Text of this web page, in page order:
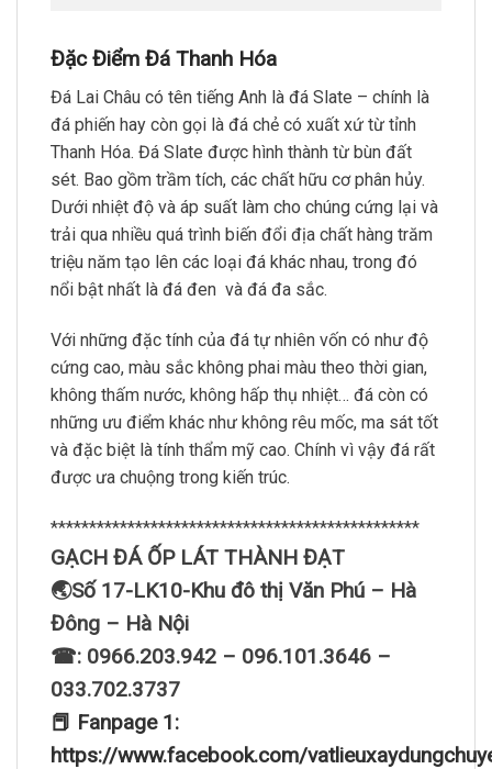
Đặc Điểm Đá Thanh Hóa
Đá Lai Châu có tên tiếng Anh là đá Slate – chính là
đá phiến hay còn gọi là đá chẻ có xuất xứ từ tỉnh
Thanh Hóa. Đá Slate được hình thành từ bùn đất
sét. Bao gồm trầm tích, các chất hữu cơ phân hủy.
Dưới nhiệt độ và áp suất làm cho chúng cứng lại và
trải qua nhiều quá trình biến đổi địa chất hàng trăm
triệu năm tạo lên các loại đá khác nhau, trong đó
nổi bật nhất là đá đen và đá đa sắc.
Với những đặc tính của đá tự nhiên vốn có như độ
cứng cao, màu sắc không phai màu theo thời gian,
không thấm nước, không hấp thụ nhiệt… đá còn có
những ưu điểm khác như không rêu mốc, ma sát tốt
và đặc biệt là tính thẩm mỹ cao. Chính vì vậy đá rất
được ưa chuộng trong kiến trúc.
************************************************
GẠCH ĐÁ ỐP LÁT THÀNH ĐẠT
🌏Số 17-LK10-Khu đô thị Văn Phú – Hà
Đông – Hà Nội
☎: 0966.203.942 – 096.101.3646 –
033.702.3737
📕 Fanpage 1:
https://www.facebook.com/